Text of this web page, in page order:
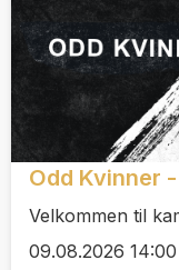
Odd Kvinner
Velkommen til
09.08.2026